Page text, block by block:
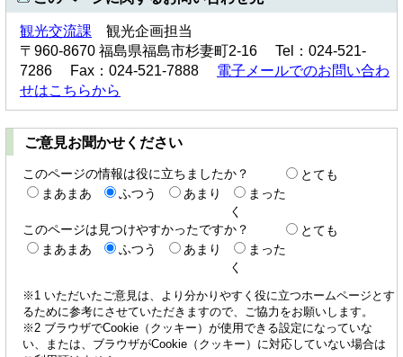
観光交流課 観光企画担当
〒960-8670 福島県福島市杉妻町2-16 Tel：024-521-
7286 Fax：024-521-7888 電子メールでのお問い合わ
せはこちらから
ご意見お聞かせください
このページの情報は役に立ちましたか？
とても
まあまあ
ふつう あまり
まった
く
このページは見つけやすかったですか？
とても
まあまあ
ふつう あまり
まった
く
※1 いただいたご意見は、より分かりやすく役に立つホームページとす
るために参考にさせていただきますので、ご協力をお願いします。
※2 ブラウザでCookie（クッキー）が使用できる設定になっていな
い、または、ブラウザがCookie（クッキー）に対応していない場合は